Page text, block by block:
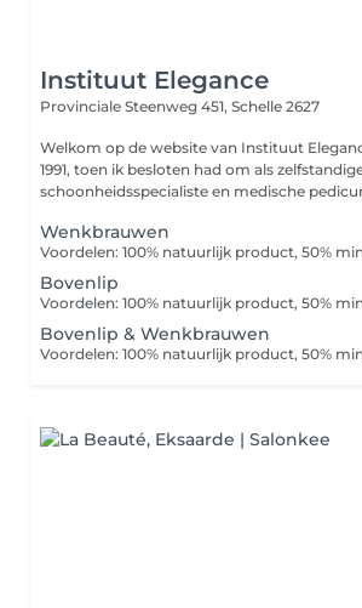
Instituut Elegance
Provinciale Steenweg 451, Schelle 2627
Welkom op de website van Instituut
1991, toen ik besloten had om als
schoonheidsspecialiste en medische
Wenkbrauwen
Bovenlip
Bovenlip & Wenkbrauwen